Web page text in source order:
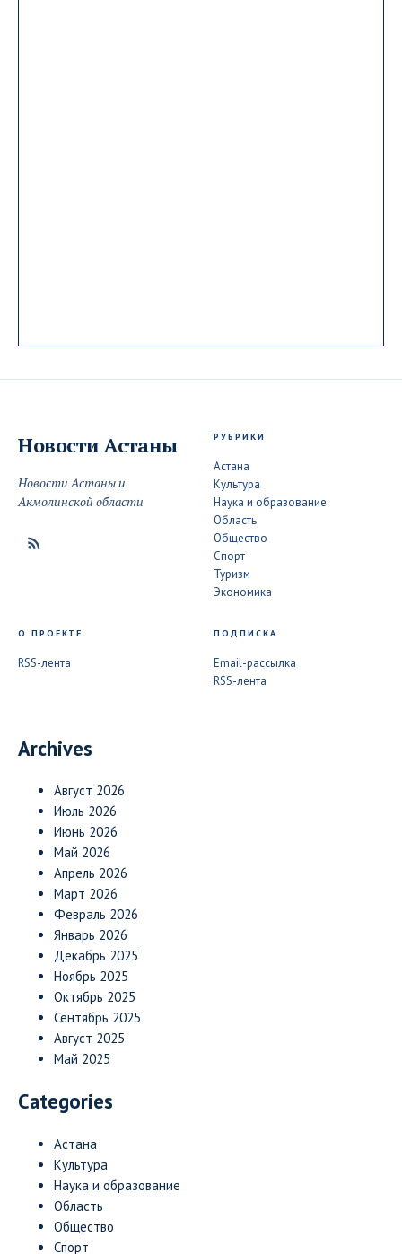
Новости Астаны
Новости Астаны и
Акмолинской области
РУБРИКИ
Астана
Культура
Наука и образование
Область
Общество
Спорт
Туризм
Экономика
О ПРОЕКТЕ
RSS-лента
ПОДПИСКА
Email-рассылка
RSS-лента
Archives
Август 2026
Июль 2026
Июнь 2026
Май 2026
Апрель 2026
Март 2026
Февраль 2026
Январь 2026
Декабрь 2025
Ноябрь 2025
Октябрь 2025
Сентябрь 2025
Август 2025
Май 2025
Categories
Астана
Культура
Наука и образование
Область
Общество
Спорт